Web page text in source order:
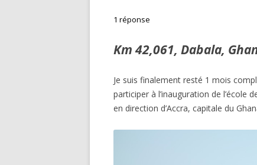
1 réponse
Km 42,061, Dabala,
Je suis finalement resté 1 mois
participer à l’inauguration de l’école
en direction d’Accra, capitale du